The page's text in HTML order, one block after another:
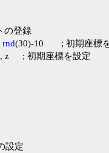
rnd(30)-10	; 初期座標を設定
設定